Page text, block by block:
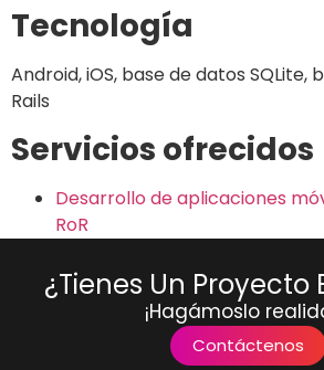
Tecnología
Android, iOS, base de datos SQLite,
Rails
Servicios ofrecidos
Desarrollo de aplicaciones
RoR
¿Tienes Un Proyecto
¡Hagámoslo
Contáctenos